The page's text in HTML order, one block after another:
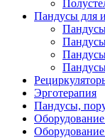
Пандусы для
Эрготерапия
Пандусы,